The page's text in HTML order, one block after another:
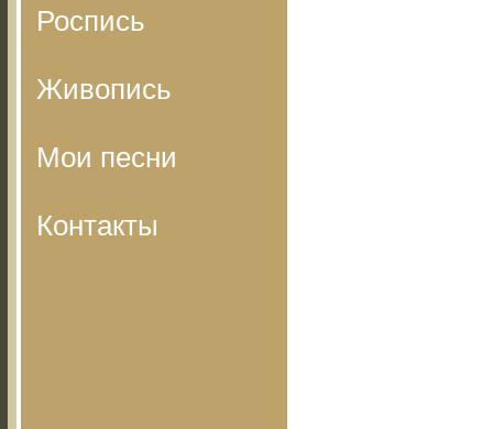
Роспись
Живопись
Мои песни
Контакты